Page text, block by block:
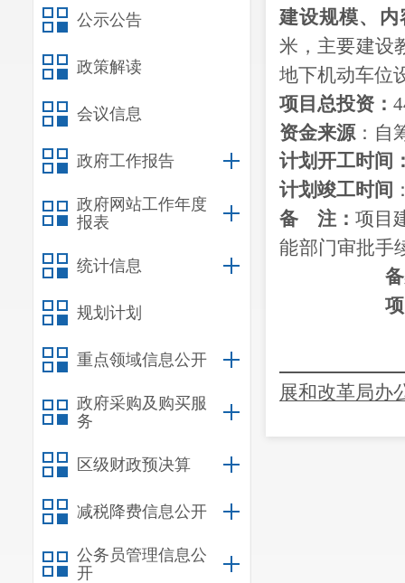
公示公告
政策解读
会议信息
政府工作报告
政府网站工作年度
报表
统计信息
规划计划
重点领域信息公开
政府采购及购买服
务
区级财政预决算
减税降费信息公开
公务员管理信息公
开
建设规模、 内
米，主要建设
地下机动车位
项目总投资：
资金来源：自
计划开工时间
计划竣工时间
备
注： 项目
能部门审批手
项
展和改革局办